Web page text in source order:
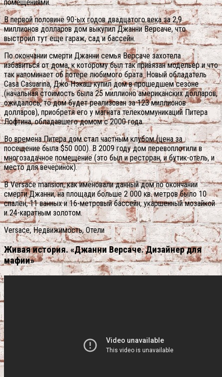
помещениями.
В первой половине 90-ых годов двадцатого века за 2,9
миллионов долларов дом выкупил Джанни Версаче, что
выстроил тут еще гараж, сад и бассейн.
По окончании смерти Джанни семья Версаче захотела
избавиться от дома, к которому был так привязан модельер и что
так напоминает об потере любимого брата. Новый обладатель
Casa Casuarina, Джо Нэкаш купил дом в прошедшем сезоне
(начальная стоимость была 25 миллионо американских долларов,
ожидалось, то дом будет реализован за 123 миллионов
долларов), приобретя его у магната телекоммуникаций Питера
Лофтина, обладавшего домом с 2000 года.
Во времена Питера дом стал частным клубом (цена за
посещение была $50 000). В 2009 году дом перевоплотили в
многозадачное помещение (это был и ресторан, и бутик-отель, и
место для вечеринок).
В Versace mansion, как именовали данный дом по окончании
смерти Джанни, на площади больше 2 000 кв. метров было 10
спален, 11 ванных и 16-метровый бассейн, укаршенный мозайкой
и 24-каратным золотом.
Versace, Недвижимость, Отели
Живая история. «Джанни Версаче. Дизайнер для
мафии»